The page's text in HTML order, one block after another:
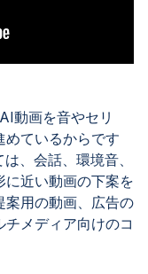
動画を音やセリ
めているからです
、会話、環境音、
近い動画の下案を
案用の動画、広告の
メディア向けのコ